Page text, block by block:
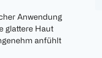
Anwendung
glattere Haut
anfühlt